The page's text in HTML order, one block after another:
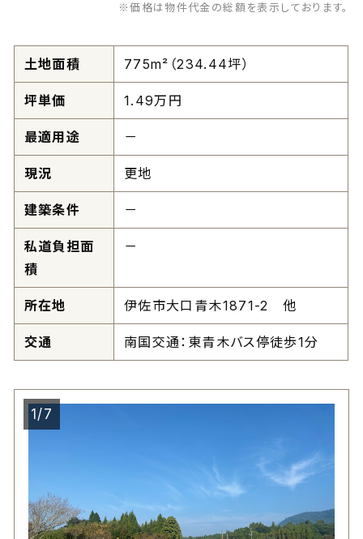
※価格は物件代金の総額を表示しております。
土地面積 775m²（234.44坪）
坪単価 1.49万円
最適用途 －
現況 更地
建築条件 －
私道負担面
積
－
所在地 伊佐市大口青木1871-2 他
交通 南国交通：東青木バス停徒歩1分
1/7